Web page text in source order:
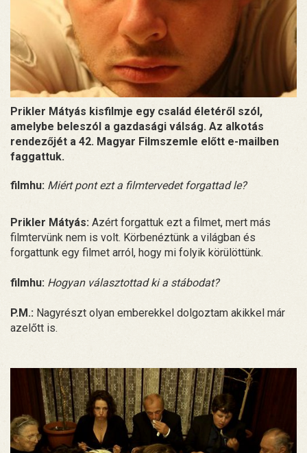
Prikler Mátyás kisfilmje egy család életéről szól,
amelybe beleszól a gazdasági válság. Az alkotás
rendezőjét a 42. Magyar Filmszemle előtt e-mailben
faggattuk.
filmhu: Miért pont ezt a filmtervedet forgattad le?
Prikler Mátyás: Azért forgattuk ezt a filmet, mert más
filmtervünk nem is volt. Körbenéztünk a világban és
forgattunk egy filmet arról, hogy mi folyik körülöttünk.
filmhu: Hogyan választottad ki a stábodat?
P.M.: Nagyrészt olyan emberekkel dolgoztam akikkel már
azelőtt is.